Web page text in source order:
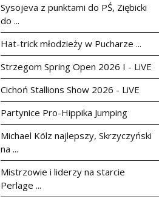
Sysojeva z punktami do PŚ, Ziębicki
do ...
Hat-trick młodzieży w Pucharze ...
Strzegom Spring Open 2026 I - LiVE
Cichoń Stallions Show 2026 - LiVE
Partynice Pro-Hippika Jumping
Michael Kölz najlepszy, Skrzyczyński
na ...
Mistrzowie i liderzy na starcie
Perlage ...